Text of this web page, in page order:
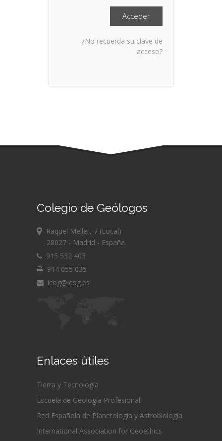
¿No recuerda su clave de
acceso?
Colegio de Geólogos
Raquel Meller, 7 (Local)
28027 - Madrid - España
915 532 403
914 055 035
icog@icog.es
Enlaces útiles
Tierra y Tecnología
Escuela de Geología Profesional
Red Española de Planetología y Astrobiología
International Association for Geoethics